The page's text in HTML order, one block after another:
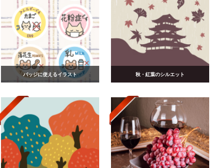
バッジに使えるイラスト 秋・紅葉のシルエット